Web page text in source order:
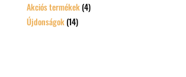
Akciós termékek (4)
Újdonságok (14)